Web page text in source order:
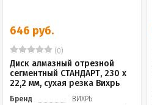
646 руб.
(0)
Диск алмазный отрезной
сегментный СТАНДАРТ, 230 х
22,2 мм, сухая резка Вихрь
Бренд
ВИХРЬ